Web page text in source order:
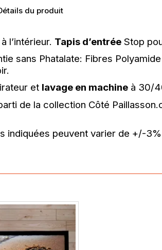
du produit
l’intérieur. Tapis d’entrée Stop
sans Phatalate: Fibres
et lavage en machine à 30/
de la collection Côté
indiquées peuvent varier de +/-